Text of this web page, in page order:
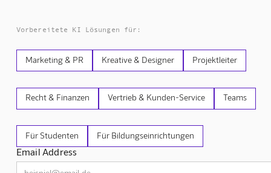
Vorbereitete KI Lösungen für:
Marketing & PR Kreative & Designer Projektleiter
Recht & Finanzen Vertrieb & Kunden-Service Teams
Für Studenten Für Bildungseinrichtungen
Email Address